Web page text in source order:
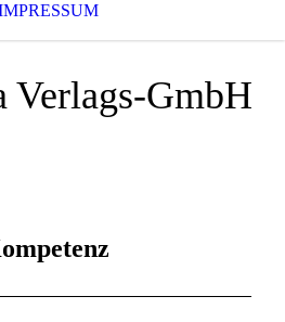
Verlags-GmbH